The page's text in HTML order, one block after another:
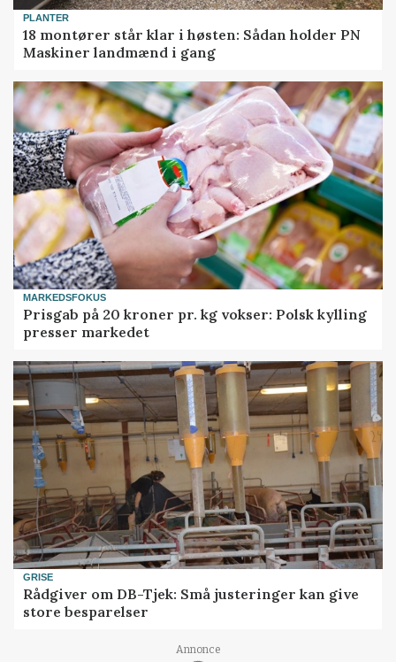
PLANTER
18 montører står klar i høsten: Sådan holder PN
Maskiner landmænd i gang
MARKEDSFOKUS
Prisgab på 20 kroner pr. kg vokser: Polsk kylling
presser markedet
GRISE
Rådgiver om DB-Tjek: Små justeringer kan give
store besparelser
Annonce